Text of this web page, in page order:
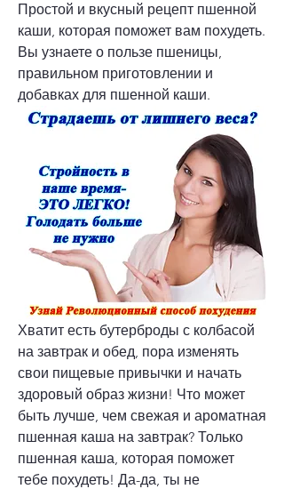
Простой и вкусный рецепт пшенной
каши, которая поможет вам похудеть.
Вы узнаете о пользе пшеницы,
правильном приготовлении и
добавках для пшенной каши.
Хватит есть бутерброды с колбасой
на завтрак и обед, пора изменять
свои пищевые привычки и начать
здоровый образ жизни! Что может
быть лучше, чем свежая и ароматная
пшенная каша на завтрак? Только
пшенная каша, которая поможет
тебе похудеть! Да-да, ты не